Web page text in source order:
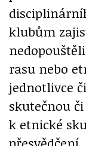
klubům
rasu nebo
jednotlivce
skutečnou
k etnické